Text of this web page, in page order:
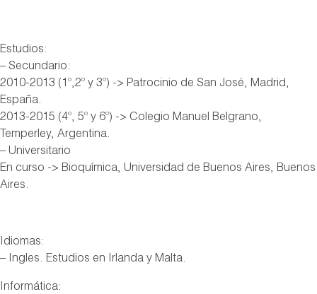
Estudios:
– Secundario:
2010-2013 (1º,2º y 3º) -> Patrocinio de San José, Madrid,
España.
2013-2015 (4º, 5º y 6º) -> Colegio Manuel Belgrano,
Temperley, Argentina.
– Universitario
En curso -> Bioquímica, Universidad de Buenos Aires, Buenos
Aires.
Idiomas:
– Ingles. Estudios en Irlanda y Malta.
Informática: